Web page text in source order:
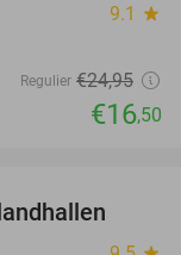
9.1 star
Regulier €24,95
€16,50